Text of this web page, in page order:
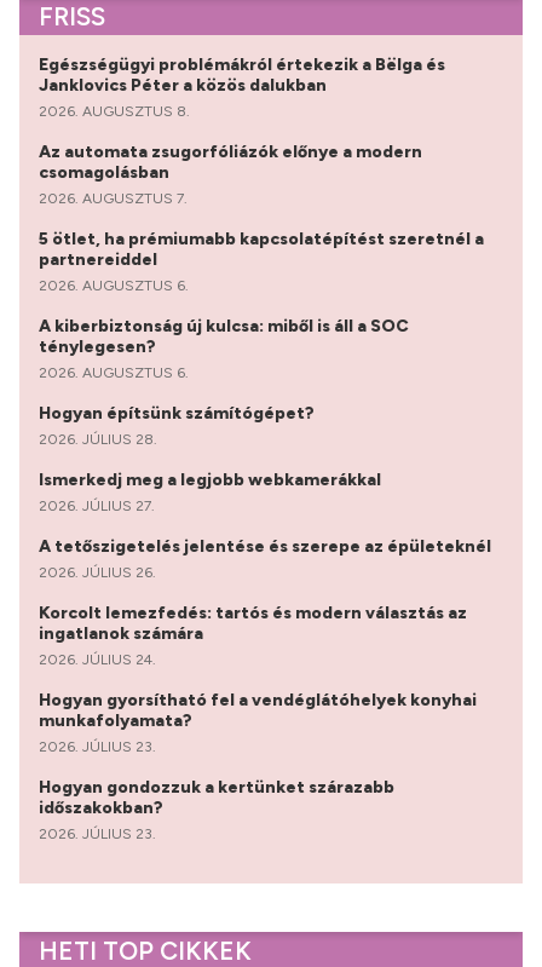
FRISS
Egészségügyi problémákról értekezik a Bëlga és
Janklovics Péter a közös dalukban
2026. AUGUSZTUS 8.
Az automata zsugorfóliázók előnye a modern
csomagolásban
2026. AUGUSZTUS 7.
5 ötlet, ha prémiumabb kapcsolatépítést szeretnél a
partnereiddel
2026. AUGUSZTUS 6.
A kiberbiztonság új kulcsa: miből is áll a SOC
ténylegesen?
2026. AUGUSZTUS 6.
Hogyan építsünk számítógépet?
2026. JÚLIUS 28.
Ismerkedj meg a legjobb webkamerákkal
2026. JÚLIUS 27.
A tetőszigetelés jelentése és szerepe az épületeknél
2026. JÚLIUS 26.
Korcolt lemezfedés: tartós és modern választás az
ingatlanok számára
2026. JÚLIUS 24.
Hogyan gyorsítható fel a vendéglátóhelyek konyhai
munkafolyamata?
2026. JÚLIUS 23.
Hogyan gondozzuk a kertünket szárazabb
időszakokban?
2026. JÚLIUS 23.
HETI TOP CIKKEK